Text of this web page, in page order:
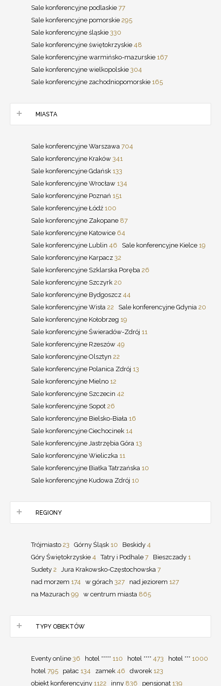
Sale konferencyjne podlaskie 77
Sale konferencyjne pomorskie 295
Sale konferencyjne śląskie 330
Sale konferencyjne świętokrzyskie 48
Sale konferencyjne warmińsko-mazurskie 167
Sale konferencyjne wielkopolskie 304
Sale konferencyjne zachodniopomorskie 165
MIASTA
Sale konferencyjne Warszawa 704
Sale konferencyjne Kraków 341
Sale konferencyjne Gdańsk 133
Sale konferencyjne Wrocław 134
Sale konferencyjne Poznań 151
Sale konferencyjne Łódź 100
Sale konferencyjne Zakopane 87
Sale konferencyjne Katowice 64
Sale konferencyjne Lublin 46 Sale konferencyjne Kielce 19
Sale konferencyjne Karpacz 32
Sale konferencyjne Szklarska Poręba 26
Sale konferencyjne Szczyrk 20
Sale konferencyjne Bydgoszcz 44
Sale konferencyjne Wisła 22 Sale konferencyjne Gdynia 20
Sale konferencyjne Kołobrzeg 19
Sale konferencyjne Świeradów-Zdrój 11
Sale konferencyjne Rzeszów 49
Sale konferencyjne Olsztyn 22
Sale konferencyjne Polanica Zdrój 13
Sale konferencyjne Mielno 12
Sale konferencyjne Szczecin 42
Sale konferencyjne Sopot 26
Sale konferencyjne Bielsko-Biała 16
Sale konferencyjne Ciechocinek 14
Sale konferencyjne Jastrzębia Góra 13
Sale konferencyjne Wieliczka 11
Sale konferencyjne Białka Tatrzańska 10
Sale konferencyjne Kudowa Zdrój 10
REGIONY
Trójmiasto 23 Górny Śląsk 10 Beskidy 4
Góry Świętokrzyskie 4 Tatry i Podhale 7 Bieszczady 1
Sudety 2 Jura Krakowsko-Częstochowska 7
nad morzem 174 w górach 327 nad jeziorem 127
na Mazurach 99 w centrum miasta 865
TYPY OBIEKTÓW
Eventy online 36 hotel ***** 110 hotel **** 473 hotel *** 1000
hotel 795 pałac 134 zamek 46 dworek 123
obiekt konferencyjny 1122 inny 836 pensjonat 139